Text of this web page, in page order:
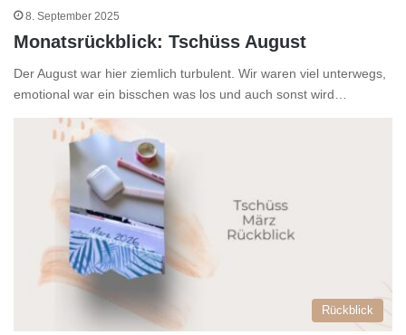
8. September 2025
Monatsrückblick: Tschüss August
Der August war hier ziemlich turbulent. Wir waren viel unterwegs,
emotional war ein bisschen was los und auch sonst wird…
Rückblick